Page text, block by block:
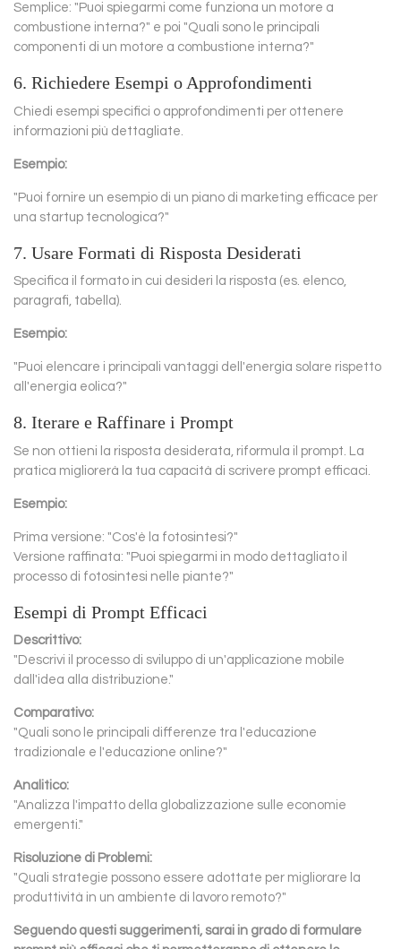
Semplice: "Puoi spiegarmi come funziona un motore a
combustione interna?" e poi "Quali sono le principali
componenti di un motore a combustione interna?"
6. Richiedere Esempi o Approfondimenti
Chiedi esempi specifici o approfondimenti per ottenere
informazioni più dettagliate.
Esempio:
"Puoi fornire un esempio di un piano di marketing efficace per
una startup tecnologica?"
7. Usare Formati di Risposta Desiderati
Specifica il formato in cui desideri la risposta (es. elenco,
paragrafi, tabella).
Esempio:
"Puoi elencare i principali vantaggi dell'energia solare rispetto
all'energia eolica?"
8. Iterare e Raffinare i Prompt
Se non ottieni la risposta desiderata, riformula il prompt. La
pratica migliorerà la tua capacità di scrivere prompt efficaci.
Esempio:
Prima versione: "Cos'è la fotosintesi?"
Versione raffinata: "Puoi spiegarmi in modo dettagliato il
processo di fotosintesi nelle piante?"
Esempi di Prompt Efficaci
Descrittivo:
"Descrivi il processo di sviluppo di un'applicazione mobile
dall'idea alla distribuzione."
Comparativo:
"Quali sono le principali differenze tra l'educazione
tradizionale e l'educazione online?"
Analitico:
"Analizza l'impatto della globalizzazione sulle economie
emergenti."
Risoluzione di Problemi:
"Quali strategie possono essere adottate per migliorare la
produttività in un ambiente di lavoro remoto?"
Seguendo questi suggerimenti, sarai in grado di formulare